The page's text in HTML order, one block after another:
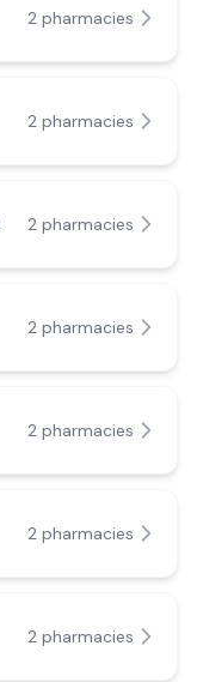
2 pharmacies
2 pharmacies
2 pharmacies
2 pharmacies
2 pharmacies
2 pharmacies
2 pharmacies